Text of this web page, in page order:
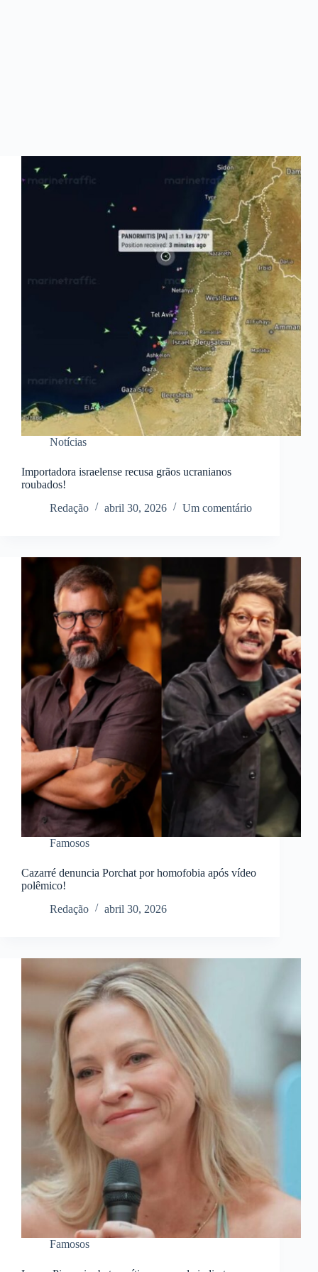
Notícias
Importadora israelense recusa grãos ucranianos
roubados!
Redação
abril 30, 2026 Um comentário
Famosos
Cazarré denuncia Porchat por homofobia após vídeo
polêmico!
Redação
abril 30, 2026
Famosos